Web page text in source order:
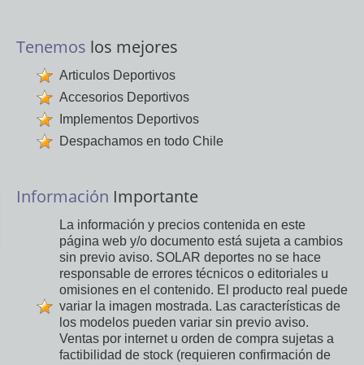
Tenemos los mejores
Articulos Deportivos
Accesorios Deportivos
Implementos Deportivos
Despachamos en todo Chile
Información Importante
La información y precios contenida en este
página web y/o documento está sujeta a cambios
sin previo aviso. SOLAR deportes no se hace
responsable de errores técnicos o editoriales u
omisiones en el contenido. El producto real puede
variar la imagen mostrada. Las características de
los modelos pueden variar sin previo aviso.
Ventas por internet u orden de compra sujetas a
factibilidad de stock (requieren confirmación de